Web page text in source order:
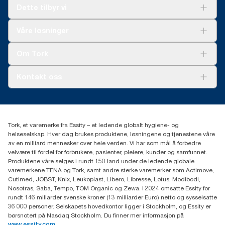
tredjepartsvurdert livsløpsvurdering fra vugge til grav.
(+47) 22 70 62 00
Fredrik Selmers vei 6
0603 OSLO
Tork, et varemerke fra Essity – et ledende globalt hygiene- og
helseselskap. Hver dag brukes produktene, løsningene og tjenestene våre
av en milliard mennesker over hele verden. Vi har som mål å forbedre
velvære til fordel for forbrukere, pasienter, pleiere, kunder og samfunnet.
Produktene våre selges i rundt 150 land under de ledende globale
varemerkene TENA og Tork, samt andre sterke varemerker som Actimove,
Cutimed, JOBST, Knix, Leukoplast, Libero, Libresse, Lotus, Modibodi,
Nosotras, Saba, Tempo, TOM Organic og Zewa. I 2024 omsatte Essity for
rundt 146 millarder svenske kroner (13 milliarder Euro) netto og sysselsatte
36 000 personer. Selskapets hovedkontor ligger i Stockholm, og Essity er
børsnotert på Nasdaq Stockholm. Du finner mer informasjon på